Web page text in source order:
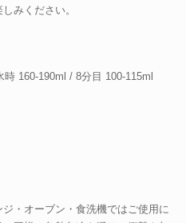
みください。
160-190ml / 8分目 100-115ml
・オーブン・食洗機ではご使用に